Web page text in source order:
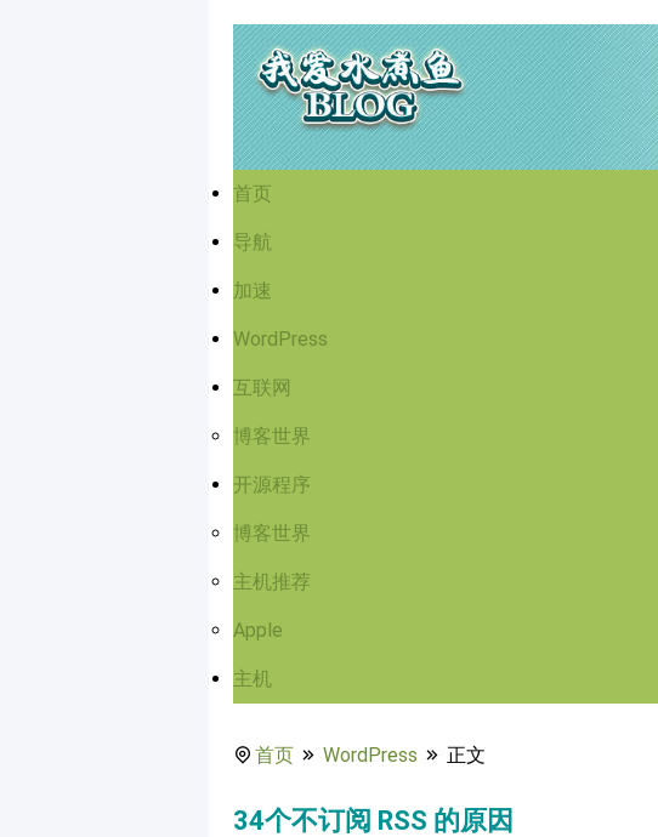
首页
导航
加速
WordPress
互联网
博客世界
开源程序
博客世界
主机推荐
Apple
主机
首页 WordPress 正文
34个不订阅 RSS 的原因